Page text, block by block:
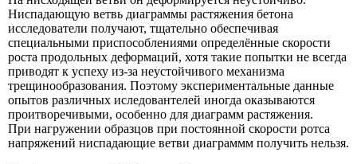
Ниспадающую ветвь диаграммы растяжения бетона
исследователи получают, тщательно обеспечивая
специальными приспособлениями определённые скорости
роста продольных деформаций, хотя такие попытки не всегда
приводят к успеху из-за неустойчивого механизма
трещинообразования. Поэтому экспериментальные данные
опытов различных иследовантелей иногда оказываются
проитворечивыми, особенно для диаграмм растяжения.
При нагружении образцов при постоянной скорости ротса
напряжений ниспадающие ветви диаграммм получить нельзя.